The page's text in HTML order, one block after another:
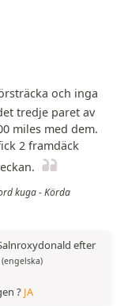
och inga
tredje paret av
miles med dem.
2 framdäck
kuga - Körda
efter
? JA